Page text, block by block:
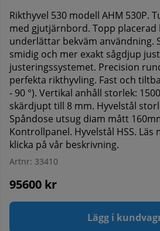
Rikthyvel 530 modell AHM 530P.
med gjutjärnbord. Topp
underlättar bekväm användning.
smidig och mer exakt sågdjup
justeringssystemet. Precision
perfekta rikthyvling. Fast och
- 90 °). Vertikal anhåll storlek:
skärdjupt till 8 mm. Hyvelstål
Spåndose utsug diam mått
Kontrollpanel. Hyvelstål HSS.
klicka på vår beskrivning.
Artnr: 33410
95600 kr
Lägg i